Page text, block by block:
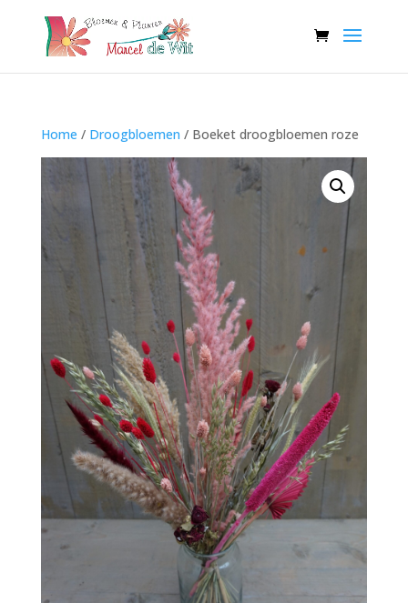
Home / Droogbloemen / Boeket droogbloemen roze